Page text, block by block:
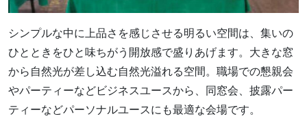
シンプルな中に上品さを感じさせる明るい空間は、集いの
ひとときをひと味ちがう開放感で盛りあげます。大きな窓
から自然光が差し込む自然光溢れる空間。職場での懇親会
やパーティーなどビジネスユースから、同窓会、披露パー
ティーなどパーソナルユースにも最適な会場です。